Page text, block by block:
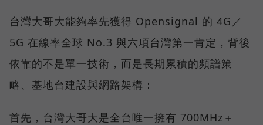
台灣大哥大能夠率先獲得 Opensignal 的 4G／
5G 在線率全球 No.3 與六項台灣第一肯定，背後
依靠的不是單一技術，而是長期累積的頻譜策
略、基地台建設與網路架構：
首先，台灣大哥大是全台唯一擁有 700MHz＋